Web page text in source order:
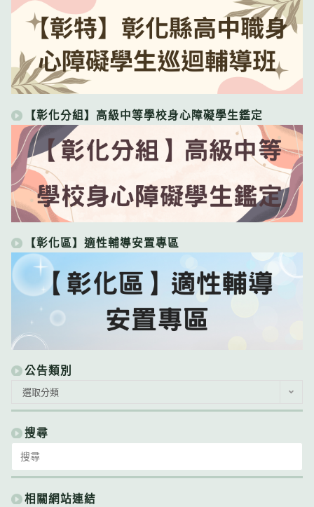
【彰化分組】高級中等學校身心障礙學生鑑定
【彰化區】適性輔導安置專區
公告類別
類
別
選取分類
搜尋
for:
相關網站連結